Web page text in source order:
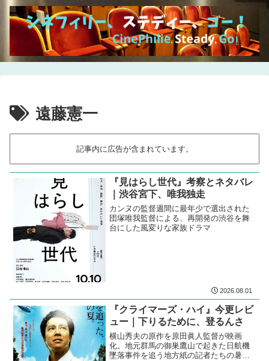
遠藤憲一
記事内に広告が含まれています。
『見はらし世代』考察とネタバレ
｜渋谷宮下、唯我独走
カンヌの監督週間に最年少で選出された
団塚唯我監督による、再開発の渋谷を舞
台にした風変りな家族ドラマ
2026.08.01
『クライマーズ・ハイ』今更レビ
ュー｜下りるために、登るんさ
横山秀夫の原作を原田眞人監督が映画
化。地元群馬の御巣鷹山で起きた日航機
墜落事件を追う地方紙の記者たちの暑い